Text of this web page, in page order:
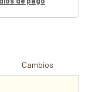
Cambios